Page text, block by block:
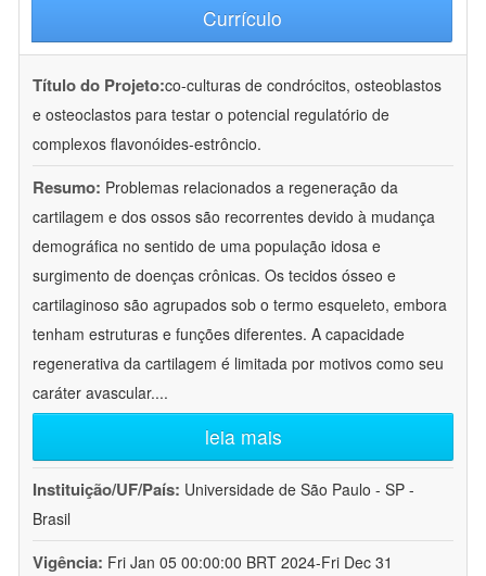
Currículo
Título do Projeto:co-culturas de condrócitos, osteoblastos
e osteoclastos para testar o potencial regulatório de
complexos flavonóides-estrôncio.
Resumo: Problemas relacionados a regeneração da
cartilagem e dos ossos são recorrentes devido à mudança
demográfica no sentido de uma população idosa e
surgimento de doenças crônicas. Os tecidos ósseo e
cartilaginoso são agrupados sob o termo esqueleto, embora
tenham estruturas e funções diferentes. A capacidade
regenerativa da cartilagem é limitada por motivos como seu
caráter avascular....
leia mais
Instituição/UF/País: Universidade de São Paulo - SP -
Brasil
Vigência: Fri Jan 05 00:00:00 BRT 2024-Fri Dec 31